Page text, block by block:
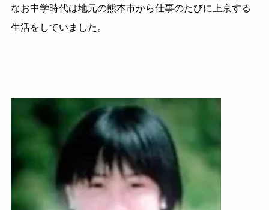
なお中学時代は地元の熊本市から仕事のたびに上京する
生活をしていました。